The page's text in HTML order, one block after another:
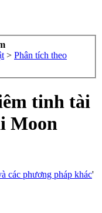
> Phân tích theo
tinh tài
Moon
các phương pháp khác'